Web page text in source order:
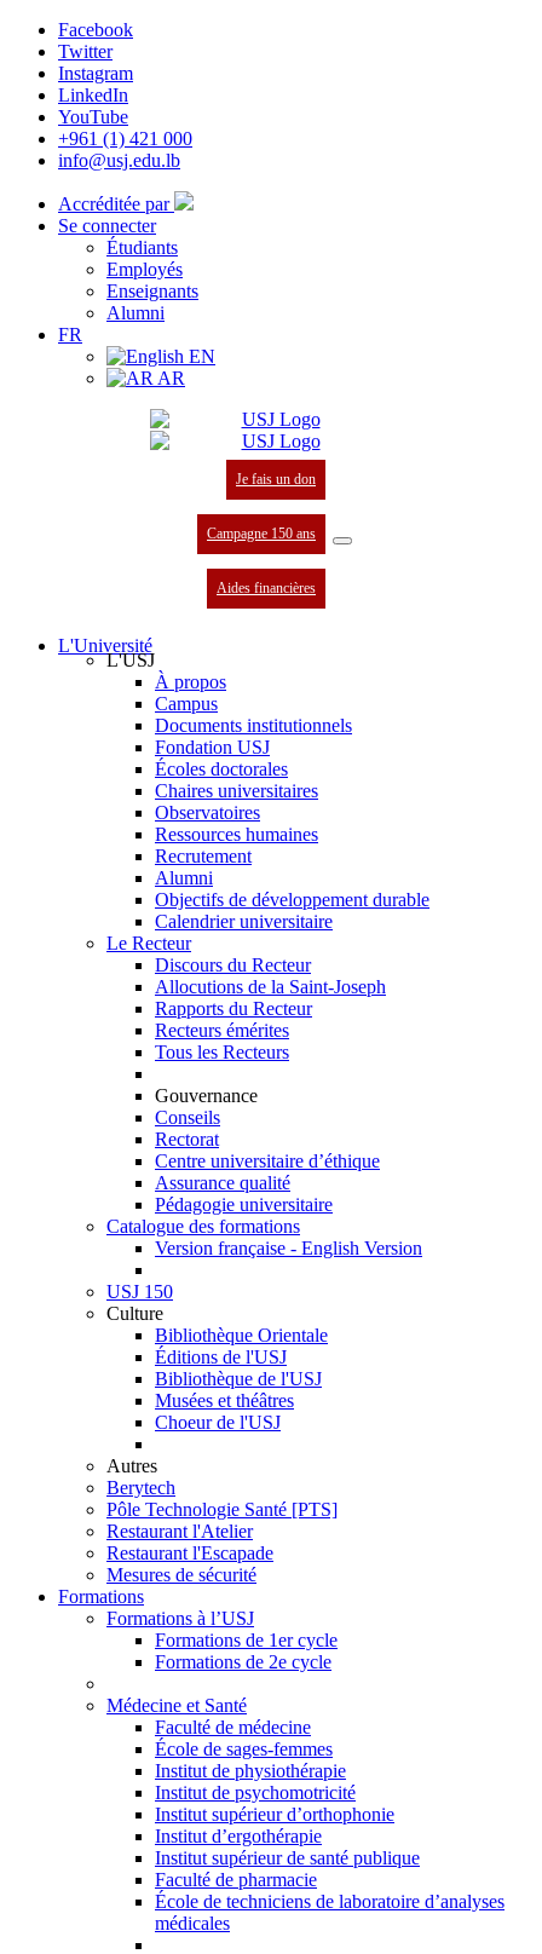
Facebook
Twitter
Instagram
LinkedIn
YouTube
+961 (1) 421 000
info@usj.edu.lb
Accréditée par
Se connecter
Étudiants
Employés
Enseignants
Alumni
FR
EN
AR
Je fais un don
Campagne 150 ans
Aides financières
L'Université
L'USJ
À propos
Campus
Documents institutionnels
Fondation USJ
Écoles doctorales
Chaires universitaires
Observatoires
Ressources humaines
Recrutement
Alumni
Objectifs de développement durable
Calendrier universitaire
Le Recteur
Discours du Recteur
Allocutions de la Saint-Joseph
Rapports du Recteur
Recteurs émérites
Tous les Recteurs
Gouvernance
Conseils
Rectorat
Centre universitaire d’éthique
Assurance qualité
Pédagogie universitaire
Catalogue des formations
Version française - English Version
USJ 150
Culture
Bibliothèque Orientale
Éditions de l'USJ
Bibliothèque de l'USJ
Musées et théâtres
Choeur de l'USJ
Autres
Berytech
Pôle Technologie Santé [PTS]
Restaurant l'Atelier
Restaurant l'Escapade
Mesures de sécurité
Formations
Formations à l’USJ
Formations de 1er cycle
Formations de 2e cycle
Médecine et Santé
Faculté de médecine
École de sages-femmes
Institut de physiothérapie
Institut de psychomotricité
Institut supérieur d’orthophonie
Institut d’ergothérapie
Institut supérieur de santé publique
Faculté de pharmacie
École de techniciens de laboratoire d’analyses
médicales